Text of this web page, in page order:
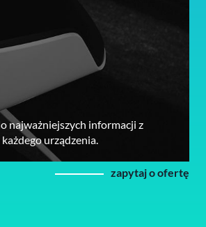
najważniejszych informacji z
każdego urządzenia.
zapytaj o ofertę